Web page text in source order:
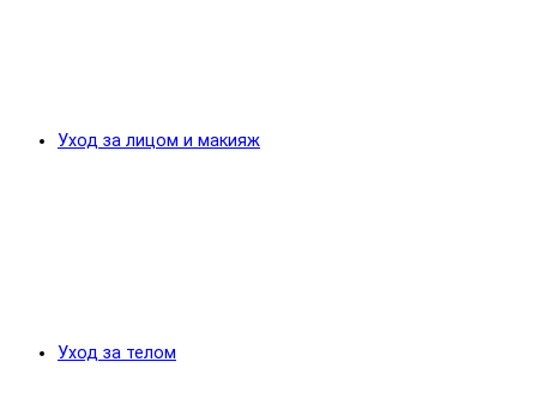
Уход за лицом и макияж
Уход за телом